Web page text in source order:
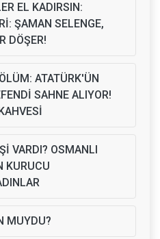
EL KADIRSIN:
ŞAMAN SELENGE,
DÖŞER!
ATATÜRK'ÜN
SAHNE ALIYOR!
VARDI? OSMANLI
KURUCU
MUYDU?